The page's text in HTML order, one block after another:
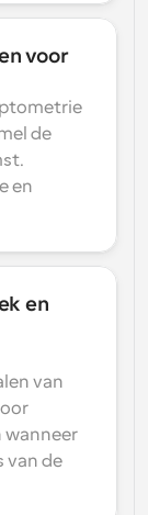
voor
de
en
en
van
wanneer
van de